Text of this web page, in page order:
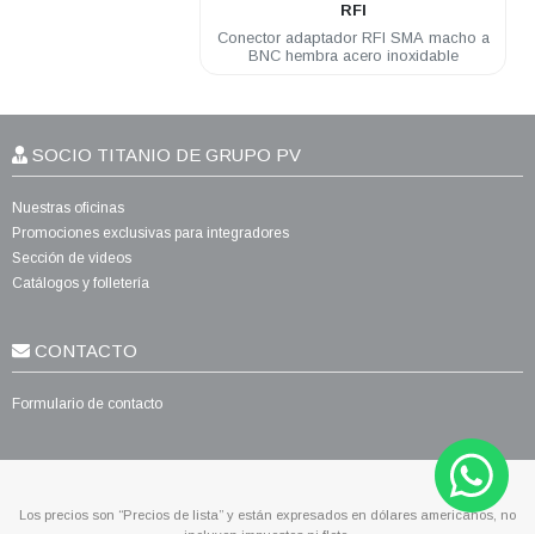
RFI
Conector adaptador RFI SMA macho a
BNC hembra acero inoxidable
SOCIO TITANIO DE GRUPO PV
Nuestras oficinas
Promociones exclusivas para integradores
Sección de videos
Catálogos y folletería
CONTACTO
Formulario de contacto
Los precios son “Precios de lista” y están expresados en dólares americanos, no